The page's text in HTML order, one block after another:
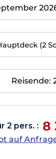
(2
Reisende:
2 pers. : 8
auf